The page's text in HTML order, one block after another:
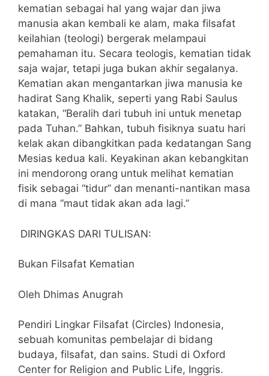
kematian sebagai hal yang wajar dan jiwa
manusia akan kembali ke alam, maka filsafat
keilahian (teologi) bergerak melampaui
pemahaman itu. Secara teologis, kematian tidak
saja wajar, tetapi juga bukan akhir segalanya.
Kematian akan mengantarkan jiwa manusia ke
hadirat Sang Khalik, seperti yang Rabi Saulus
katakan, “Beralih dari tubuh ini untuk menetap
pada Tuhan.” Bahkan, tubuh fisiknya suatu hari
kelak akan dibangkitkan pada kedatangan Sang
Mesias kedua kali. Keyakinan akan kebangkitan
ini mendorong orang untuk melihat kematian
fisik sebagai “tidur” dan menanti-nantikan masa
di mana “maut tidak akan ada lagi.”
DIRINGKAS DARI TULISAN:
Bukan Filsafat Kematian
Oleh Dhimas Anugrah
Pendiri Lingkar Filsafat (Circles) Indonesia,
sebuah komunitas pembelajar di bidang
budaya, filsafat, dan sains. Studi di Oxford
Center for Religion and Public Life, Inggris.